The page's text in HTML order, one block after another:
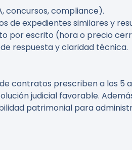
concursos, compliance).
de expedientes similares y
por escrito (hora o precio
respuesta y claridad técnica.
contratos prescriben a los 5
judicial favorable.
patrimonial para